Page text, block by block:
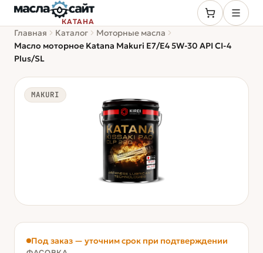
КАТАНА
Главная Каталог
Моторные масла
Масло моторное Katana Makuri E7/E4 5W-30 API CI-4
Plus/SL
MAKURI
Под заказ — уточним срок при подтверждении